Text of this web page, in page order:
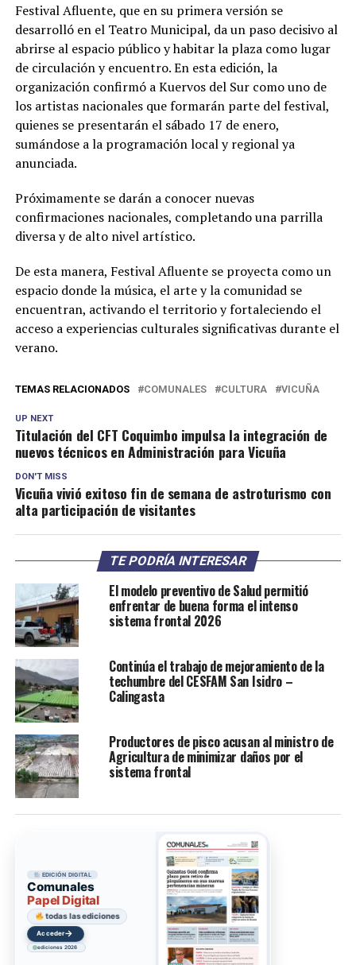
Festival Afluente, que en su primera versión se
desarrolló en el Teatro Municipal, da un paso decisivo al
abrirse al espacio público y habitar la plaza como lugar
de circulación y encuentro. En esta edición, la
organización confirmó a Kuervos del Sur como uno de
los artistas nacionales que formarán parte del festival,
quienes se presentarán el sábado 17 de enero,
sumándose a la programación local y regional ya
anunciada.
Próximamente se darán a conocer nuevas
confirmaciones nacionales, completando una parrilla
diversa y de alto nivel artístico.
De esta manera, Festival Afluente se proyecta como un
espacio donde la música, el arte y la comunidad se
encuentran, activando el territorio y fortaleciendo el
acceso a experiencias culturales significativas durante el
verano.
TEMAS RELACIONADOS COMUNALES CULTURA VICUÑA
UP NEXT
Titulación del CFT Coquimbo impulsa la integración de
nuevos técnicos en Administración para Vicuña
DON'T MISS
Vicuña vivió exitoso fin de semana de astroturismo con
alta participación de visitantes
TE PODRÍA INTERESAR
El modelo preventivo de Salud permitió
enfrentar de buena forma el intenso
sistema frontal 2026
Continúa el trabajo de mejoramiento de la
techumbre del CESFAM San Isidro –
Calingasta
Productores de pisco acusan al ministro de
Agricultura de minimizar daños por el
sistema frontal
EDICIÓN DIGITAL
Comunales
Papel Digital
todas las ediciones
Acceder→
ediciones 2026